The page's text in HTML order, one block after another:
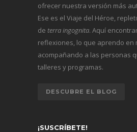
ofrecer nuestra versión más
Ese es el Viaje del Héroe,
de terra ingognita. Aquí
reflexiones, lo que aprendo en
acompañando a las personas
talleres y programas.
DESCUBRE EL BLOG
¡SUSCRÍBETE!